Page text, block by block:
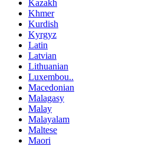
Kazakh
Khmer
Kurdish
Kyrgyz
Latin
Latvian
Lithuanian
Luxembou..
Macedonian
Malagasy
Malay
Malayalam
Maltese
Maori